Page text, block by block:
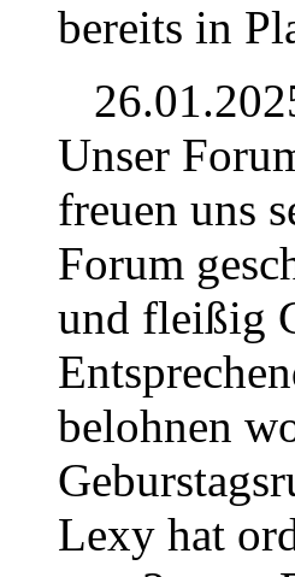
bereits in
Unser
freuen uns
Forum
und fleißig
belohnen
Lexy hat